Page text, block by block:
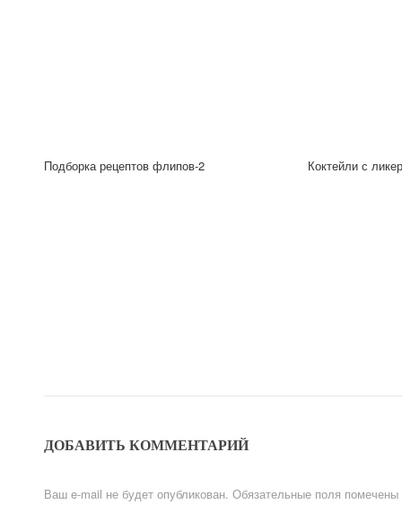
Подборка рецептов флипов-2 Коктейли с
ДОБАВИТЬ КОММЕНТАРИЙ
Ваш e-mail не будет опубликован. Обязательные поля помечены